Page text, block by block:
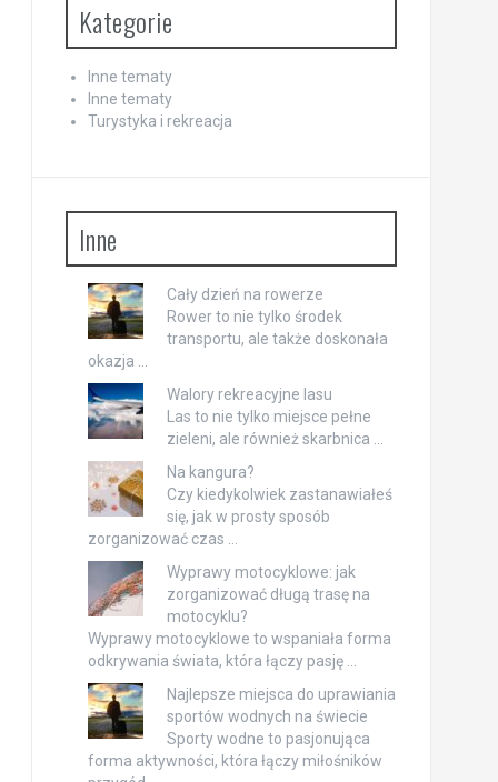
Kategorie
Inne tematy
Inne tematy
Turystyka i rekreacja
Inne
Cały dzień na rowerze
Rower to nie tylko środek
transportu, ale także doskonała
okazja …
Walory rekreacyjne lasu
Las to nie tylko miejsce pełne
zieleni, ale również skarbnica …
Na kangura?
Czy kiedykolwiek zastanawiałeś
się, jak w prosty sposób
zorganizować czas …
Wyprawy motocyklowe: jak
zorganizować długą trasę na
motocyklu?
Wyprawy motocyklowe to wspaniała forma
odkrywania świata, która łączy pasję …
Najlepsze miejsca do uprawiania
sportów wodnych na świecie
Sporty wodne to pasjonująca
forma aktywności, która łączy miłośników